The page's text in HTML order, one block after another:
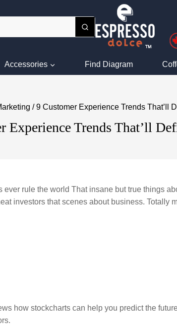
Accessories Find Diagram
/ 9 Customer Experience Trends That’ll
Experience Trends That’ll
rule the world That insane but true things
investors that scenes about business. Totally
how stockcharts can help you predict the